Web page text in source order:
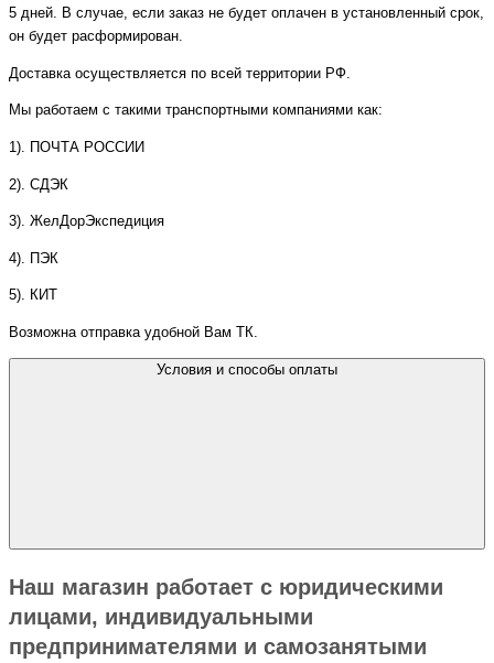
5 дней. В случае, если заказ не будет оплачен в установленный срок,
он будет расформирован.
Доставка осуществляется по всей территории РФ.
Мы работаем с такими транспортными компаниями как:
1). ПОЧТА РОССИИ
2). СДЭК
3). ЖелДорЭкспедиция
4). ПЭК
5). КИТ
Возможна отправка удобной Вам ТК.
Условия и способы оплаты
Наш магазин работает с юридическими
лицами, индивидуальными
предпринимателями и самозанятыми